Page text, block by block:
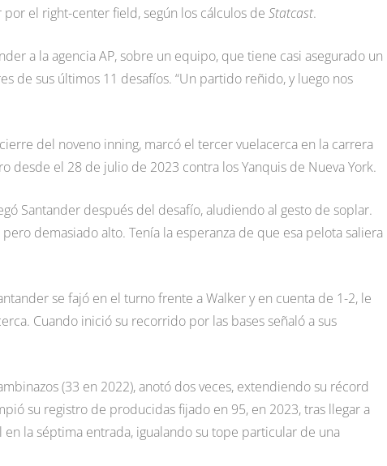
el right-center field, según los cálculos de Statcast.
a la agencia AP, sobre un equipo, que tiene casi asegurado un
de sus últimos 11 desafíos. “Un partido reñido, y luego nos
del noveno inning, marcó el tercer vuelacerca en la carrera
desde el 28 de julio de 2023 contra los Yanquis de Nueva York.
Santander después del desafío, aludiendo al gesto de soplar.
demasiado alto. Tenía la esperanza de que esa pelota saliera
se fajó en el turno frente a Walker y en cuenta de 1-2, le
Cuando inició su recorrido por las bases señaló a sus
(33 en 2022), anotó dos veces, extendiendo su récord
su registro de producidas fijado en 95, en 2023, tras llegar a
la séptima entrada, igualando su tope particular de una